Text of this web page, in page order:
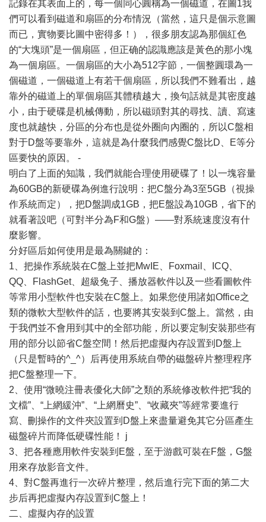
記錄在其表面上的，每一個同心圓稱為一個磁道，在圖1我
們可以看到磁道和扇區的分布情況（當然，這只是個示意圖
而已，實物要比圖中密得多！），很多朋友認為那個紅色
的“大塊頭”是一個扇區，但正确的認識應該是黃色的那小塊
為一個扇區。一個扇區的大小為512字節，一個整圓環為一
個磁道，一個磁道上有若干個扇區，所以我們不難看出，越
靠外的磁道上的單個扇區其體積越大，換句話就是其密度越
小，由于硬碟是机械傳動，所以磁頭對其的尋找、讀、寫速
度也就越快，分區的分布也是從外圈向內圈的，所以C盤相
對于D盤等要靠外，這就是為什麼我們感覺C盤比D、E等分
區要快的原因。 -
明白了上面的知識，我們就能合理使用硬碟了！以一塊容量
為60GB的新硬碟為例進行說明：把C盤分為3至5GB（視操
作系統而定），把D盤調成1GB，把E盤設為10GB，省下的
就看著設吧（可對半分為F和G盤）——對系統速度沒有什
麼影響。
分好區后如何使用是最為關鍵的：
1、把操作系統裝在C盤上並把MwIE、Foxmail、ICQ、
QQ、FlashGet、超級兔子、播放器軟件以及一些看圖軟件
等常用小型軟件也安裝在C盤上。如果您使用諸如Office之
類的微軟大型軟件的話，也要將其安裝到C盤上。當然，由
于我們並不會用到其中的全部功能，所以要定制安裝那些有
用的部分以節省C盤空間！然后把虛擬內存設置到D盤上
（只是暫時的^_^）后再使用系統自帶的磁盤碎片整理程序
把C盤整理一下。
2、使用“微曉注冊表優化大師”之類的系統修改軟件把“我的
文檔”、“上網緩沖”、“上網曆史”、“收藏夾”等經常要進行
寫、刪操作的文件夾設置到D盤上來盡量避免其它分區產生
磁盤碎片而降低硬碟性能！ j
3、把各種應用軟件安裝到E盤，至于游戲可裝在F盤，G盤
用來存放影音文件。
4、對C盤再進行一次碎片整理，然后進行完下面的第二大
步后再把虛擬內存設置到C盤上！
二、虛擬內存的設置